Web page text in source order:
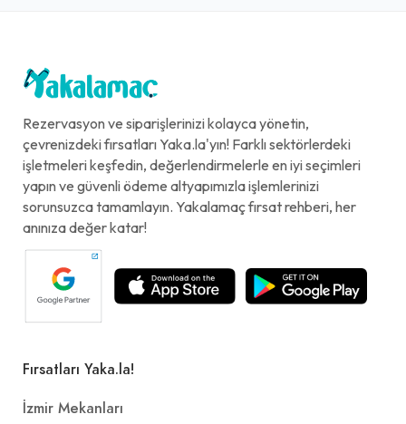
Rezervasyon ve siparişlerinizi kolayca yönetin,
çevrenizdeki fırsatları Yaka.la'yın! Farklı sektörlerdeki
işletmeleri keşfedin, değerlendirmelerle en iyi seçimleri
yapın ve güvenli ödeme altyapımızla işlemlerinizi
sorunsuzca tamamlayın. Yakalamaç fırsat rehberi, her
anınıza değer katar!
Fırsatları Yaka.la!
İzmir Mekanları